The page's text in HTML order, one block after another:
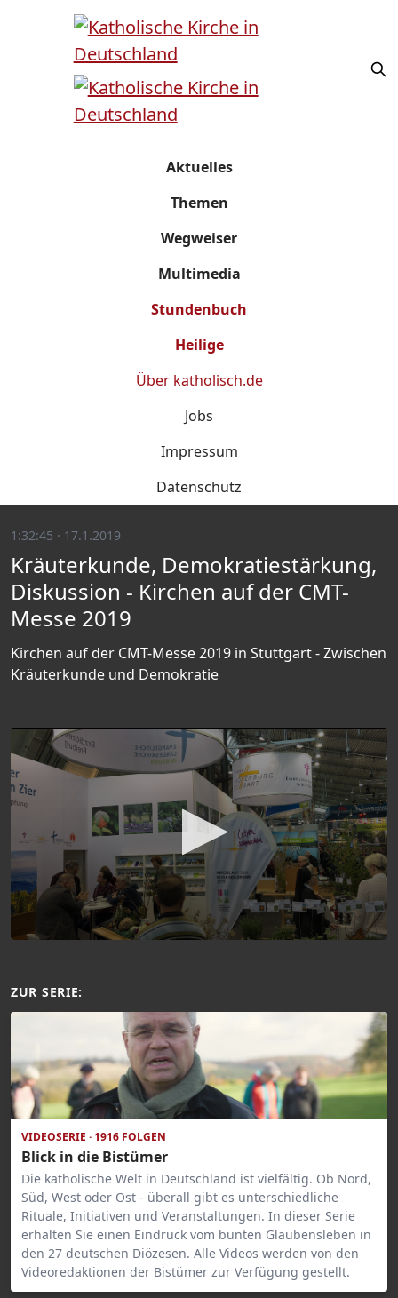
Aktuelles
Themen
Wegweiser
Multimedia
Stundenbuch
Heilige
Über katholisch.de
Jobs
Impressum
Datenschutz
1:32:45 · 17.1.2019
Kräuterkunde, Demokratiestärkung,
Diskussion - Kirchen auf der CMT-
Messe 2019
Kirchen auf der CMT-Messe 2019 in Stuttgart - Zwischen
Kräuterkunde und Demokratie
ZUR SERIE:
VIDEOSERIE · 1916 FOLGEN
Blick in die Bistümer
Die katholische Welt in Deutschland ist vielfältig. Ob Nord,
Süd, West oder Ost - überall gibt es unterschiedliche
Rituale, Initiativen und Veranstaltungen. In dieser Serie
erhalten Sie einen Eindruck vom bunten Glaubensleben in
den 27 deutschen Diözesen. Alle Videos werden von den
Videoredaktionen der Bistümer zur Verfügung gestellt.